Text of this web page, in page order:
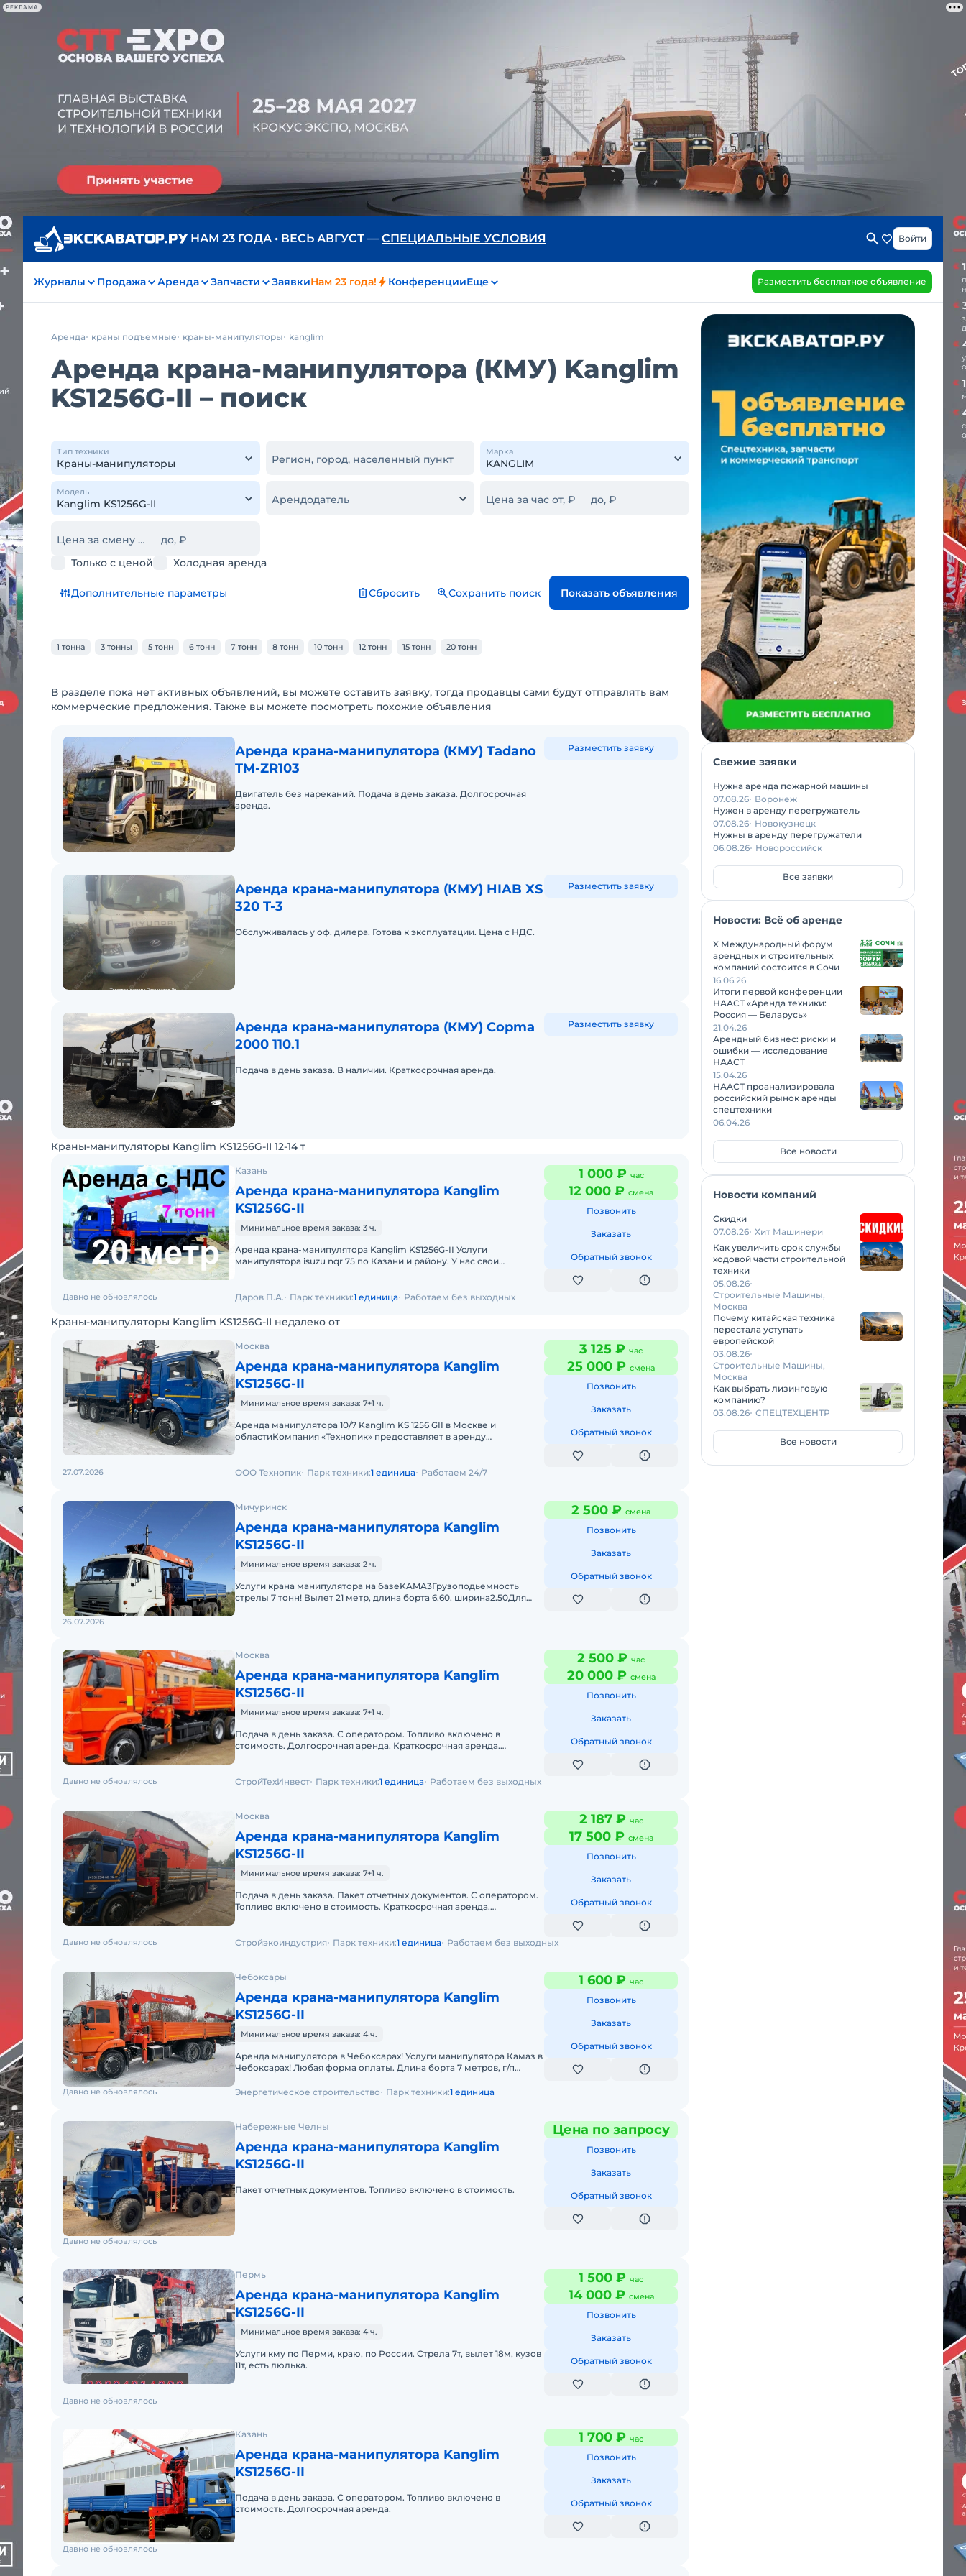
РЕКЛАМА
НАМ 23 ГОДА • ВЕСЬ АВГУСТ — СПЕЦИАЛЬНЫЕ УСЛОВИЯ Войти
Журналы Продажа Аренда Запчасти ЗаявкиНам 23 года! КонференцииЕще Разместить бесплатное объявление
Аренда краны подъемные краны-манипуляторы kanglim
Аренда крана-манипулятора (КМУ) Kanglim
KS1256G-II – поиск
Тип техники
Регион, город, населенный пункт
Марка
Модель
Арендодатель Цена за час от, ₽ до, ₽
Цена за смену от, ₽
до, ₽
Только с ценой
Холодная аренда
Дополнительные параметры Сбросить Сохранить поиск Показать объявления
1 тонна 3 тонны 5 тонн 6 тонн 7 тонн 8 тонн 10 тонн 12 тонн 15 тонн 20 тонн
В разделе пока нет активных объявлений, вы можете оставить заявку, тогда продавцы сами будут отправлять вам
коммерческие предложения. Также вы можете посмотреть похожие объявления
Аренда крана-манипулятора (КМУ) Tadano
TM-ZR103
Двигатель без нареканий. Подача в день заказа. Долгосрочная
аренда.
Разместить заявку
Аренда крана-манипулятора (КМУ) HIAB XS
320 T-3
Обслуживалась у оф. дилера. Готова к эксплуатации. Цена с НДС.
Разместить заявку
Аренда крана-манипулятора (КМУ) Copma
2000 110.1
Подача в день заказа. В наличии. Краткосрочная аренда.
Разместить заявку
Краны-манипуляторы Kanglim KS1256G-II 12-14 т
Казань
Аренда крана-манипулятора Kanglim
KS1256G-II
Минимальное время заказа: 3 ч.
Аренда крана-манипулятора Kanglim KS1256G-II Услуги
манипулятора isuzu nqr 75 по Казани и району. У нас свои
1 000 ₽ час
12 000 ₽ смена
Позвонить
Заказать
Обратный звонок
Давно не обновлялось Даров П.А. Парк техники:1 единица Работаем без выходных
Краны-манипуляторы Kanglim KS1256G-II недалеко от
Москва
Аренда крана-манипулятора Kanglim
KS1256G-II
Минимальное время заказа: 7+1 ч.
Аренда манипулятора 10/7 Kanglim KS 1256 GII в Москве и
областиКомпания «Технопик» предоставляет в аренду
3 125 ₽ час
25 000 ₽ смена
Позвонить
Заказать
Обратный звонок
27.07.2026 ООО Технопик Парк техники:1 единица Работаем 24/7
Мичуринск
Аренда крана-манипулятора Kanglim
KS1256G-II
Минимальное время заказа: 2 ч.
Услуги крана манипулятора на базеKAMA3Грузоподьемность
стрелы 7 тонн! Вылет 21 метр, длина борта 6.60. ширина2.50Для
2 500 ₽ смена
Позвонить
Заказать
Обратный звонок
26.07.2026
Москва
Аренда крана-манипулятора Kanglim
KS1256G-II
Минимальное время заказа: 7+1 ч.
Подача в день заказа. С оператором. Топливо включено в
стоимость. Долгосрочная аренда. Краткосрочная аренда.
2 500 ₽ час
20 000 ₽ смена
Позвонить
Заказать
Обратный звонок
Давно не обновлялось СтройТехИнвест Парк техники:1 единица Работаем без выходных
Москва
Аренда крана-манипулятора Kanglim
KS1256G-II
Минимальное время заказа: 7+1 ч.
Подача в день заказа. Пакет отчетных документов. С оператором.
Топливо включено в стоимость. Краткосрочная аренда.
2 187 ₽ час
17 500 ₽ смена
Позвонить
Заказать
Обратный звонок
Давно не обновлялось Стройэкоиндустрия Парк техники:1 единица Работаем без выходных
Чебоксары
Аренда крана-манипулятора Kanglim
KS1256G-II
Минимальное время заказа: 4 ч.
Аренда манипулятора в Чебоксарах! Услуги манипулятора Камаз в
Чебоксарах! Любая форма оплаты. Длина борта 7 метров, г/п
1 600 ₽ час
Позвонить
Заказать
Обратный звонок
Давно не обновлялось Энергетическое строительство Парк техники:1 единица
Набережные Челны
Аренда крана-манипулятора Kanglim
KS1256G-II
Пакет отчетных документов. Топливо включено в стоимость.
Цена по запросу
Позвонить
Заказать
Обратный звонок
Давно не обновлялось
Пермь
Аренда крана-манипулятора Kanglim
KS1256G-II
Минимальное время заказа: 4 ч.
Услуги кму по Перми, краю, по России. Стрела 7т, вылет 18м, кузов
11т, есть люлька.
1 500 ₽ час
14 000 ₽ смена
Позвонить
Заказать
Обратный звонок
Давно не обновлялось
Казань
Аренда крана-манипулятора Kanglim
KS1256G-II
Подача в день заказа. С оператором. Топливо включено в
стоимость. Долгосрочная аренда.
1 700 ₽ час
Позвонить
Заказать
Обратный звонок
Давно не обновлялось
Свежие заявки
Нужна аренда пожарной машины
07.08.26 Воронеж
Нужен в аренду перегружатель
07.08.26 Новокузнецк
Нужны в аренду перегружатели
06.08.26 Новороссийск
Все заявки
Новости: Всё об аренде
X Международный форум
арендных и строительных
компаний состоится в Сочи
16.06.26
Итоги первой конференции
НААСТ «Аренда техники:
Россия — Беларусь»
21.04.26
Арендный бизнес: риски и
ошибки — исследование
НААСТ
15.04.26
НААСТ проанализировала
российский рынок аренды
спецтехники
06.04.26
Все новости
Новости компаний
Скидки
07.08.26 Хит Машинери
Как увеличить срок службы
ходовой части строительной
техники
05.08.26
Строительные Машины,
Москва
Почему китайская техника
перестала уступать
европейской
03.08.26
Строительные Машины,
Москва
Как выбрать лизинговую
компанию?
03.08.26 СПЕЦТЕХЦЕНТР
Все новости